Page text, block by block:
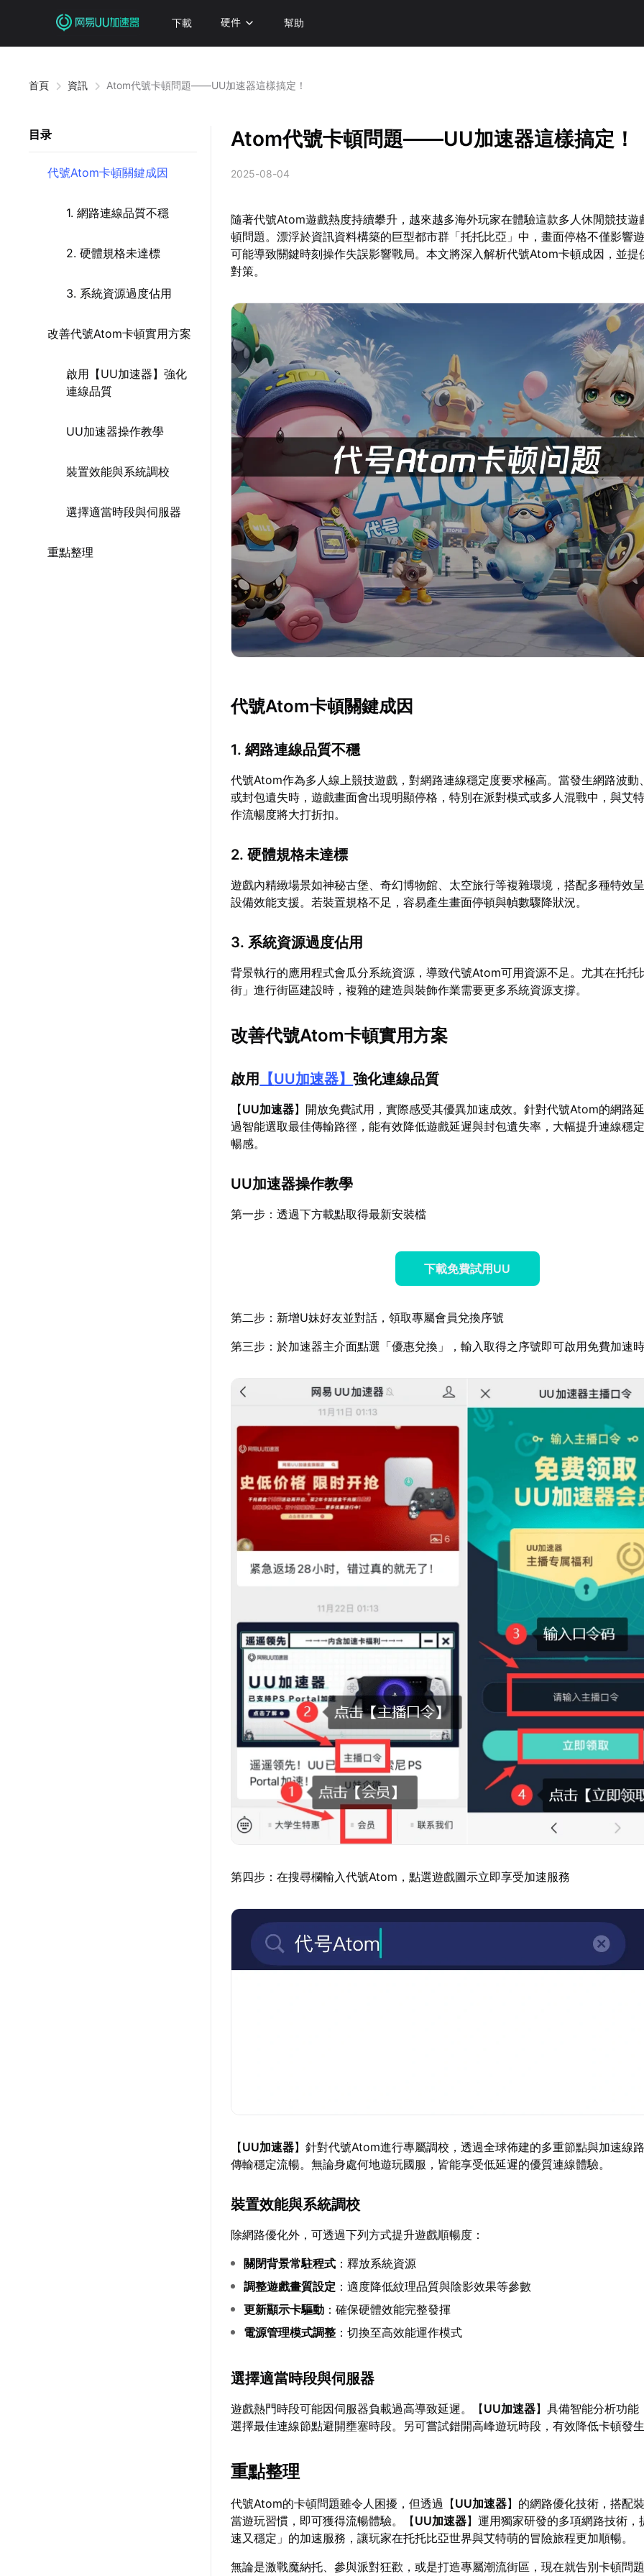
下載 硬件 幫助
首頁 資訊 Atom代號卡頓問題——UU加速器這樣搞定！
目录
代號Atom卡頓關鍵成因
1. 網路連線品質不穩
2. 硬體規格未達標
3. 系統資源過度佔用
改善代號Atom卡頓實用方案
啟用【UU加速器】強化
連線品質
UU加速器操作教學
裝置效能與系統調校
選擇適當時段與伺服器
重點整理
Atom代號卡頓問題——UU加速器這樣搞定！
2025-08-04
隨著代號Atom遊戲熱度持續攀升，越來越多海外玩家在體驗這款多人休閒競技遊
頓問題。漂浮於資訊資料構築的巨型都市群「托托比亞」中，畫面停格不僅影響
可能導致關鍵時刻操作失誤影響戰局。本文將深入解析代號Atom卡頓成因，並提
對策。
代號Atom卡頓關鍵成因
1. 網路連線品質不穩
代號Atom作為多人線上競技遊戲，對網路連線穩定度要求極高。當發生網路波動
或封包遺失時，遊戲畫面會出現明顯停格，特別在派對模式或多人混戰中，與艾
作流暢度將大打折扣。
2. 硬體規格未達標
遊戲內精緻場景如神秘古堡、奇幻博物館、太空旅行等複雜環境，搭配多種特效
設備效能支援。若裝置規格不足，容易產生畫面停頓與幀數驟降狀況。
3. 系統資源過度佔用
背景執行的應用程式會瓜分系統資源，導致代號Atom可用資源不足。尤其在托托
街」進行街區建設時，複雜的建造與裝飾作業需要更多系統資源支撐。
改善代號Atom卡頓實用方案
啟用 【UU加速器】強化連線品質
【UU加速器】開放免費試用，實際感受其優異加速成效。針對代號Atom的網路
過智能選取最佳傳輸路徑，能有效降低遊戲延遲與封包遺失率，大幅提升連線穩
暢感。
UU加速器操作教學
第一步：透過下方載點取得最新安裝檔
下載免費試用UU
第二步：新增U妹好友並對話，領取專屬會員兌換序號
第三步：於加速器主介面點選「優惠兌換」，輸入取得之序號即可啟用免費加速
第四步：在搜尋欄輸入代號Atom，點選遊戲圖示立即享受加速服務
【UU加速器】針對代號Atom進行專屬調校，透過全球佈建的多重節點與加速線
傳輸穩定流暢。無論身處何地遊玩國服，皆能享受低延遲的優質連線體驗。
裝置效能與系統調校
除網路優化外，可透過下列方式提升遊戲順暢度：
關閉背景常駐程式 ：釋放系統資源
調整遊戲畫質設定 ：適度降低紋理品質與陰影效果等參數
更新顯示卡驅動 ：確保硬體效能完整發揮
電源管理模式調整 ：切換至高效能運作模式
選擇適當時段與伺服器
遊戲熱門時段可能因伺服器負載過高導致延遲。【UU加速器】具備智能分析功能
選擇最佳連線節點避開壅塞時段。另可嘗試錯開高峰遊玩時段，有效降低卡頓發
重點整理
代號Atom的卡頓問題雖令人困擾，但透過【UU加速器】的網路優化技術，搭配
當遊玩習慣，即可獲得流暢體驗。【UU加速器】運用獨家研發的多項網路技術，
速又穩定」的加速服務，讓玩家在托托比亞世界與艾特萌的冒險旅程更加順暢。
無論是激戰魔納托、參與派對狂歡，或是打造專屬潮流街區，現在就告別卡頓問